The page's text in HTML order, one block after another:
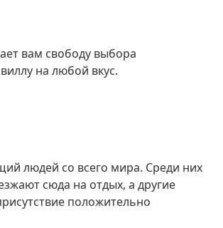
на любой вкус.
сюда на отдых, а другие
положительно